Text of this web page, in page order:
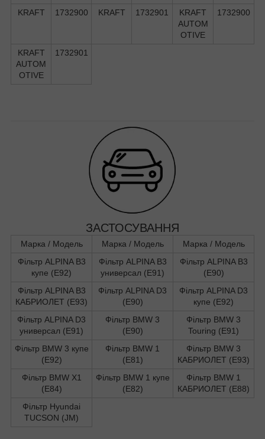
KRAFT 1732900 KRAFT 1732901
KRAFT
AUTOM
OTIVE
1732900
KRAFT
AUTOM
OTIVE
1732901
ЗАСТОСУВАННЯ
Марка / Модель Марка / Модель
Марка / Модель
Фільтр ALPINA B3
купе (E92)
Фільтр ALPINA B3
универсал (E91)
Фільтр ALPINA B3
(E90)
Фільтр ALPINA B3
КАБРИОЛЕТ (E93)
Фільтр ALPINA D3
(E90)
Фільтр ALPINA D3
купе (E92)
Фільтр ALPINA D3
универсал (E91)
Фільтр BMW 3
(E90)
Фільтр BMW 3
Touring (E91)
Фільтр BMW 3 купе
(E92)
Фільтр BMW 1
(E81)
Фільтр BMW 3
КАБРИОЛЕТ (E93)
Фільтр BMW X1
(E84)
Фільтр BMW 1 купе
(E82)
Фільтр BMW 1
КАБРИОЛЕТ (E88)
Фільтр Hyundai
TUCSON (JM)